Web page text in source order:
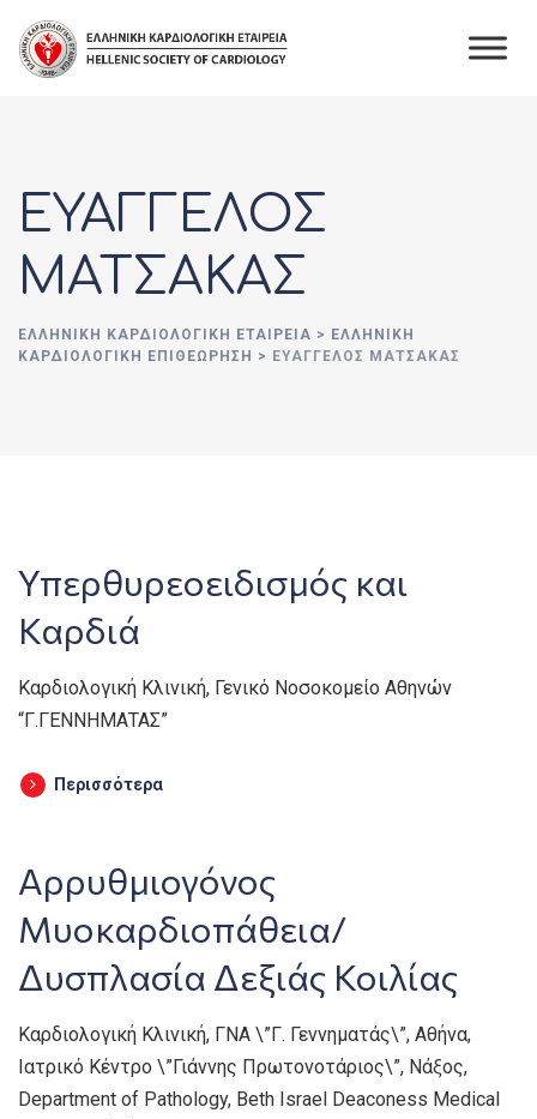
content
ΕΥΑΓΓΕΛΟΣ
ΜΑΤΣΑΚΑΣ
ΕΛΛΗΝΙΚΉ ΚΑΡΔΙΟΛΟΓΙΚΉ ΕΤΑΙΡΕΊΑ > ΕΛΛΗΝΙΚΗ
ΚΑΡΔΙΟΛΟΓΙΚΗ ΕΠΙΘΕΩΡΗΣΗ > ΕΥΑΓΓΕΛΟΣ ΜΑΤΣΑΚΑΣ
Υπερθυρεοειδισμός και
Καρδιά
Καρδιολογική Κλινική, Γενικό Νοσοκομείο Αθηνών
“Γ.ΓΕΝΝΗΜΑΤΑΣ”
Περισσότερα
Αρρυθμιογόνος
Μυοκαρδιοπάθεια/
Δυσπλασία Δεξιάς Κοιλίας
Καρδιολογική Κλινική, ΓΝΑ \”Γ. Γεννηματάς\”, Αθήνα,
Ιατρικό Κέντρο \”Γιάννης Πρωτονοτάριος\”, Νάξος,
Department of Pathology, Beth Israel Deaconess Medical